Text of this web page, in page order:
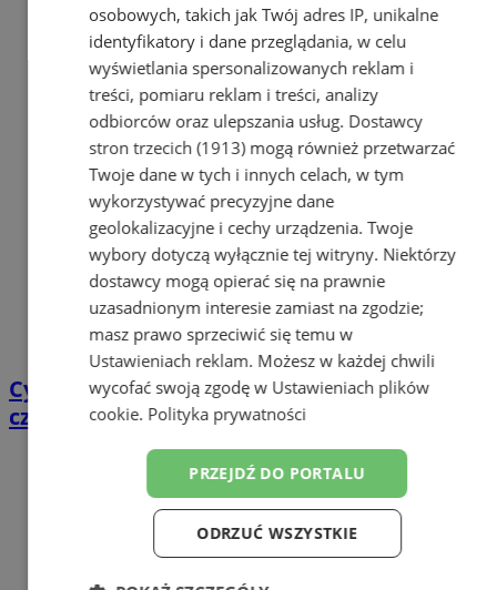
Cyfrowy przegląd przedtrasowy: co mówią
czujniki TPMS i diagnostyka pokładowa?
osobowych, takich jak Twój adres IP, unikalne
identyfikatory i dane przeglądania, w celu
wyświetlania spersonalizowanych reklam i
treści, pomiaru reklam i treści, analizy
odbiorców oraz ulepszania usług. Dostawcy
stron trzecich (1913)mogą również przetwarzać
Twoje dane w tych i innych celach, w tym
wykorzystywać precyzyjne dane
geolokalizacyjne i cechy urządzenia. Twoje
wybory dotyczą wyłącznie tej witryny. Niektórzy
dostawcy mogą opierać się na prawnie
uzasadnionym interesie zamiast na zgodzie;
masz prawo sprzeciwić się temu w
Ustawieniach reklam. Możesz w każdej chwili
wycofać swoją zgodę w Ustawieniach plików
cookie. Polityka prywatności
PRZEJDŹ DO PORTALU
ODRZUĆ WSZYSTKIE